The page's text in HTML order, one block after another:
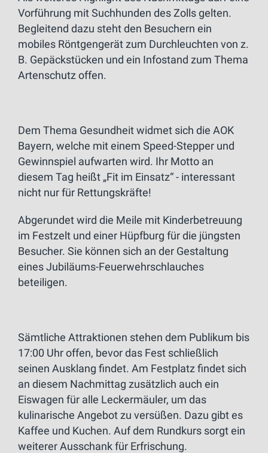
Vorführung mit Suchhunden des Zolls gelten.
Begleitend dazu steht den Besuchern ein
mobiles Röntgengerät zum Durchleuchten von z.
B. Gepäckstücken und ein Infostand zum Thema
Artenschutz offen.
Dem Thema Gesundheit widmet sich die AOK
Bayern, welche mit einem Speed-Stepper und
Gewinnspiel aufwarten wird. Ihr Motto an
diesem Tag heißt „Fit im Einsatz“ - interessant
nicht nur für Rettungskräfte!
Abgerundet wird die Meile mit Kinderbetreuung
im Festzelt und einer Hüpfburg für die jüngsten
Besucher. Sie können sich an der Gestaltung
eines Jubiläums-Feuerwehrschlauches
beteiligen.
Sämtliche Attraktionen stehen dem Publikum bis
17:00 Uhr offen, bevor das Fest schließlich
seinen Ausklang findet. Am Festplatz findet sich
an diesem Nachmittag zusätzlich auch ein
Eiswagen für alle Leckermäuler, um das
kulinarische Angebot zu versüßen. Dazu gibt es
Kaffee und Kuchen. Auf dem Rundkurs sorgt ein
weiterer Ausschank für Erfrischung.